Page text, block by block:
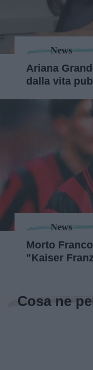
News
Ariana
dalla vita
News
Morto
"Kaiser
Cosa ne